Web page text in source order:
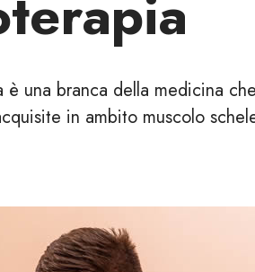
è una branca della medicina
in ambito muscolo